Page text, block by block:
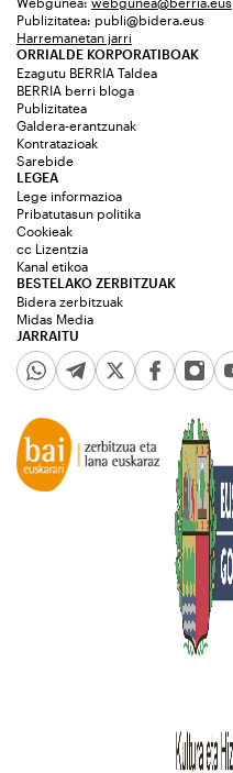
Publizitatea: publi@bidera.eus
Harremanetan jarri
ORRIALDE KORPORATIBOAK
Ezagutu BERRIA Taldea
BERRIA berri bloga
Publizitatea
Galdera-erantzunak
Kontratazioak
Sarebide
JARRAITU
LEGEA
Lege informazioa
Pribatutasun politika
Cookieak
cc Lizentzia
Kanal etikoa
BESTELAKO ZERBITZUAK
Bidera zerbitzuak
Midas Media